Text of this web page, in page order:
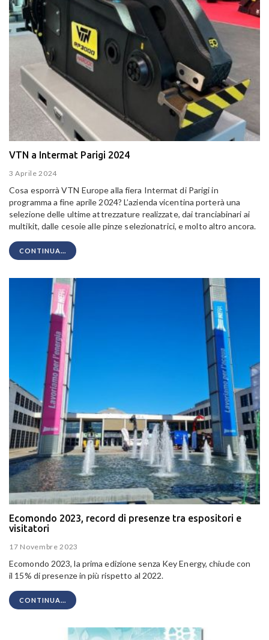
VTN a Intermat Parigi 2024
3 Aprile 2024
Cosa esporrà VTN Europe alla fiera Intermat di Parigi in
programma a fine aprile 2024? L’azienda vicentina porterà una
selezione delle ultime attrezzature realizzate, dai tranciabinari ai
multikit, dalle cesoie alle pinze selezionatrici, e molto altro ancora.
CONTINUA...
Ecomondo 2023, record di presenze tra espositori e
visitatori
17 Novembre 2023
Ecomondo 2023, la prima edizione senza Key Energy, chiude con
il 15% di presenze in più rispetto al 2022.
CONTINUA...